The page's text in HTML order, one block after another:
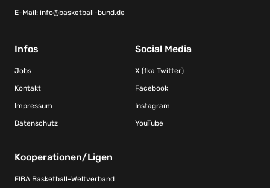
E-Mail: info@basketball-bund.de
Infos
Jobs
Kontakt
Impressum
Datenschutz
Social Media
X (fka Twitter)
Facebook
Instagram
YouTube
Kooperationen/Ligen
FIBA Basketball-Weltverband